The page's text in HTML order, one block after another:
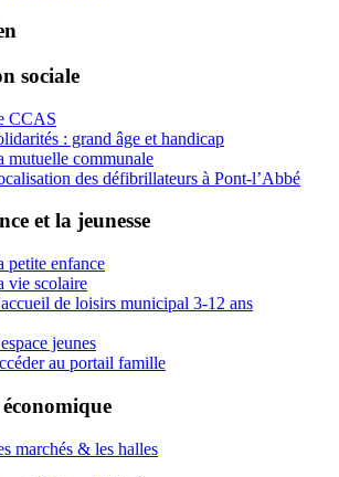
sociale
CCAS
: grand âge et handicap
mutuelle communale
des défibrillateurs à Pont-l’Abbé
et la jeunesse
petite enfance
vie scolaire
de loisirs municipal 3-12 ans
jeunes
au portail famille
marchés & les halles